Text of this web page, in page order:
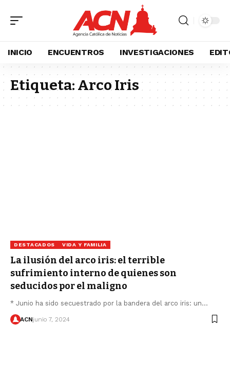
INICIO ENCUENTROS INVESTIGACIONES
Etiqueta: Arco Iris
DESTACADOS VIDA Y FAMILIA
La ilusión del arco iris: el terrible
sufrimiento interno de quienes son
seducidos por el maligno
* Junio ​​ha sido secuestrado por la bandera del arco iris: un…
ACNjunio 7, 2024